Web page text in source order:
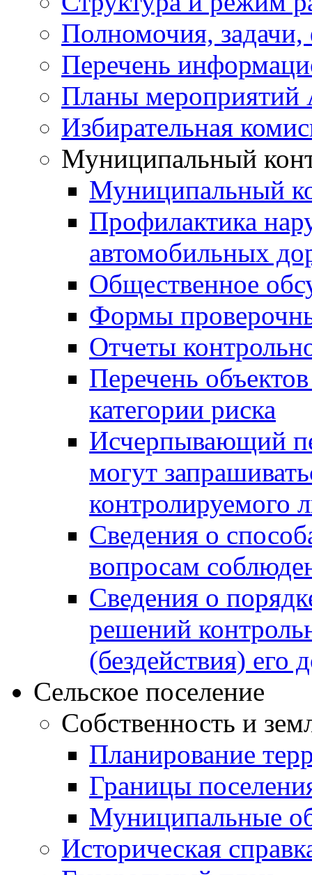
Полномочия,
Перечень
Планы мероприятий
Избирательная
Муниципальный
Муниципальный
Профилактика
автомобильных
Общественное
Формы
Отчеты
Перечень
категории риска
Исчерпывающий
могут
контролируемого
Сведения о
вопросам
Сведения о
решений
(бездействия) его
Сельское поселение
Собственность и
Планирование
Границы
Муниципальные
Историческая